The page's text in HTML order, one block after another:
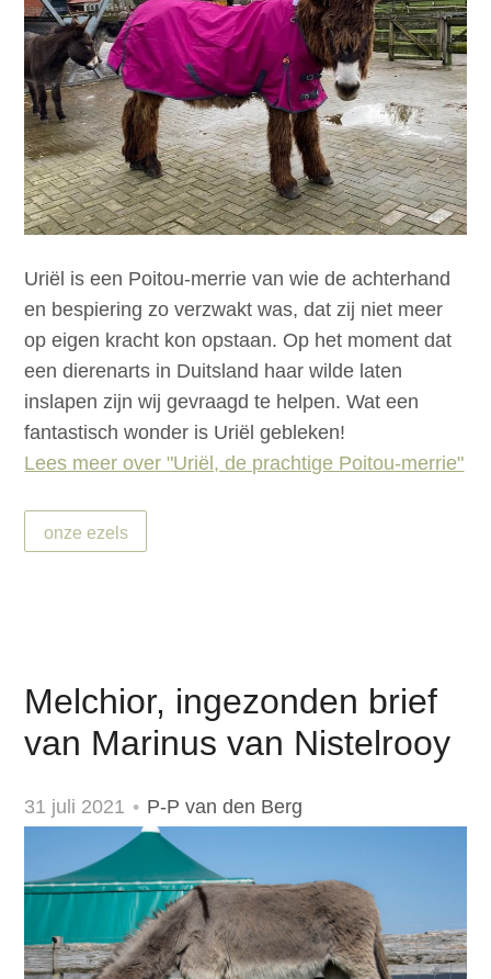
Uriël is een Poitou-merrie van wie de achterhand
en bespiering zo verzwakt was, dat zij niet meer
op eigen kracht kon opstaan. Op het moment dat
een dierenarts in Duitsland haar wilde laten
inslapen zijn wij gevraagd te helpen. Wat een
fantastisch wonder is Uriël gebleken!
Lees meer over "Uriël, de prachtige Poitou-merrie"
onze ezels
Melchior, ingezonden brief
van Marinus van Nistelrooy
31 juli 2021 P-P van den Berg